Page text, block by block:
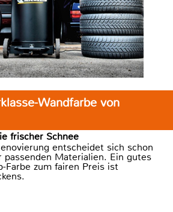
Wandfarbe von
frischer Schnee
entscheidet sich schon
passenden Materialien. Ein gutes
Farbe zum fairen Preis ist